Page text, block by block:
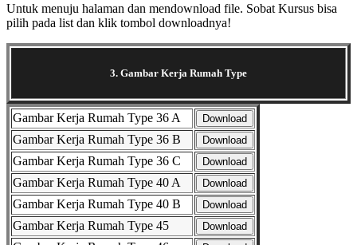
Untuk menuju halaman dan mendownload file. Sobat Kursus bisa
pilih pada list dan klik tombol downloadnya!
3. Gambar Kerja Rumah Type
Gambar Kerja Rumah Type 36 A Download
Gambar Kerja Rumah Type 36 B Download
Gambar Kerja Rumah Type 36 C Download
Gambar Kerja Rumah Type 40 A Download
Gambar Kerja Rumah Type 40 B Download
Gambar Kerja Rumah Type 45 Download